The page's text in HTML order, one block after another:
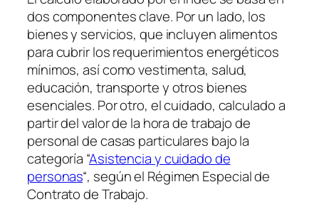
dos componentes clave. Por un lado, los
bienes y servicios, que incluyen alimentos
para cubrir los requerimientos energéticos
mínimos, así como vestimenta, salud,
educación, transporte y otros bienes
esenciales. Por otro, el cuidado, calculado a
partir del valor de la hora de trabajo de
personal de casas particulares bajo la
categoría “Asistencia y cuidado de
personas“, según el Régimen Especial de
Contrato de Trabajo.